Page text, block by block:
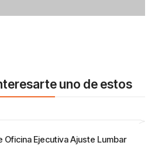
uno de estos
Oficina Ejecutiva Ajuste Lumbar